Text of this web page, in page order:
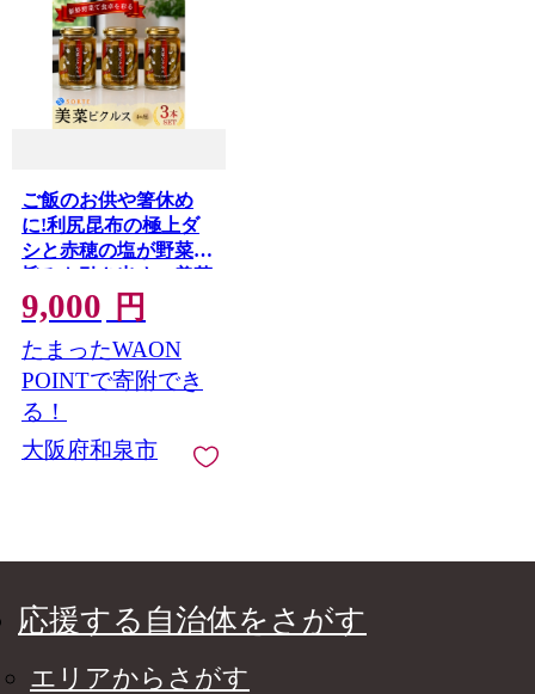
ご飯のお供や箸休め
に!利尻昆布の極上ダ
シと赤穂の塩が野菜の
旨みを引き出す、美菜
ピクルス(和風)3本
【1745304】
9,000 円
たまったWAON
POINTで寄附でき
る！
大阪府和泉市
応援する自治体をさがす
エリアからさがす